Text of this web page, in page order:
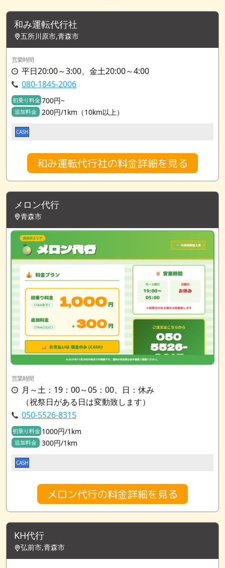
和み運転代行社
五所川原市,青森市
営業時間
平日20:00～3:00、金土20:00～4:00
080-1845-2006
初乗り料金 700円~
追加料金 200円/1km（10km以上）
CASH
和み運転代行社の料金詳細を見る
メロン代行
青森市
営業時間
月～土：19：00～05：00、日：休み
（祝祭日がある日は変動致します）
050-5526-8315
初乗り料金 1000円/1km
追加料金 300円/1km
CASH
メロン代行の料金詳細を見る
KH代行
弘前市,青森市